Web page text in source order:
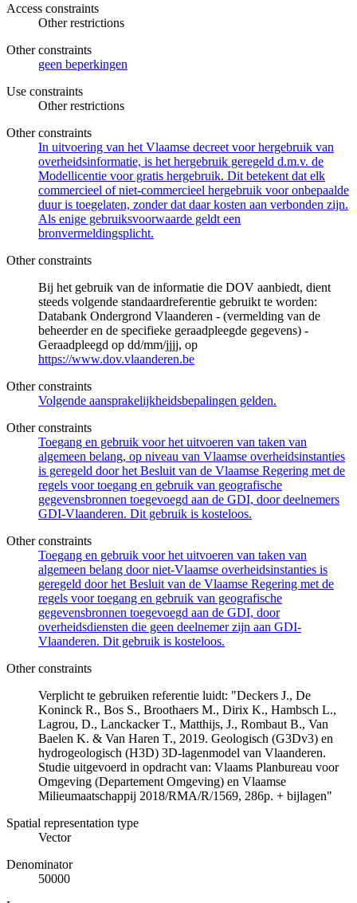
Access constraints
Other restrictions
Other constraints
geen beperkingen
Use constraints
Other restrictions
Other constraints
In uitvoering van het Vlaamse decreet voor hergebruik van
overheidsinformatie, is het hergebruik geregeld d.m.v. de
Modellicentie voor gratis hergebruik. Dit betekent dat elk
commercieel of niet-commercieel hergebruik voor onbepaalde
duur is toegelaten, zonder dat daar kosten aan verbonden zijn.
Als enige gebruiksvoorwaarde geldt een
bronvermeldingsplicht.
Other constraints
Bij het gebruik van de informatie die DOV aanbiedt, dient
steeds volgende standaardreferentie gebruikt te worden:
Databank Ondergrond Vlaanderen - (vermelding van de
beheerder en de specifieke geraadpleegde gegevens) -
Geraadpleegd op dd/mm/jjjj, op
https://www.dov.vlaanderen.be
Other constraints
Volgende aansprakelijkheidsbepalingen gelden.
Other constraints
Toegang en gebruik voor het uitvoeren van taken van
algemeen belang, op niveau van Vlaamse overheidsinstanties
is geregeld door het Besluit van de Vlaamse Regering met de
regels voor toegang en gebruik van geografische
gegevensbronnen toegevoegd aan de GDI, door deelnemers
GDI-Vlaanderen. Dit gebruik is kosteloos.
Other constraints
Toegang en gebruik voor het uitvoeren van taken van
algemeen belang door niet-Vlaamse overheidsinstanties is
geregeld door het Besluit van de Vlaamse Regering met de
regels voor toegang en gebruik van geografische
gegevensbronnen toegevoegd aan de GDI, door
overheidsdiensten die geen deelnemer zijn aan GDI-
Vlaanderen. Dit gebruik is kosteloos.
Other constraints
Verplicht te gebruiken referentie luidt: "Deckers J., De
Koninck R., Bos S., Broothaers M., Dirix K., Hambsch L.,
Lagrou, D., Lanckacker T., Matthijs, J., Rombaut B., Van
Baelen K. & Van Haren T., 2019. Geologisch (G3Dv3) en
hydrogeologisch (H3D) 3D-lagenmodel van Vlaanderen.
Studie uitgevoerd in opdracht van: Vlaams Planbureau voor
Omgeving (Departement Omgeving) en Vlaamse
Milieumaatschappij 2018/RMA/R/1569, 286p. + bijlagen"
Spatial representation type
Vector
Denominator
50000